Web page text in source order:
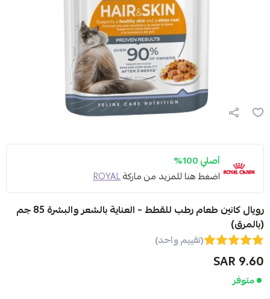
أصلي 100%
اضغط هنا للمزيد من ماركةROYAL
رويال كانين طعام رطب للقطط – العناية بالشعر والبشرة 85 جم
(بالمرق)
(تقييم واحد)
9.60 SAR
متوفر